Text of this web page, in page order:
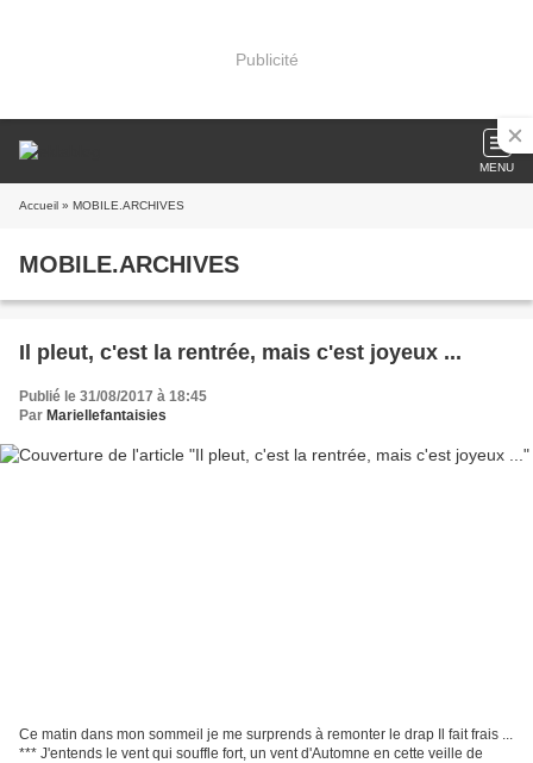
Publicité
MENU
Accueil » MOBILE.ARCHIVES
MOBILE.ARCHIVES
Il pleut, c'est la rentrée, mais c'est joyeux ...
Publié le 31/08/2017 à 18:45
Par Mariellefantaisies
Ce matin dans mon sommeil je me surprends à remonter le drap Il fait frais ...
*** J'entends le vent qui souffle fort, un vent d'Automne en cette veille de